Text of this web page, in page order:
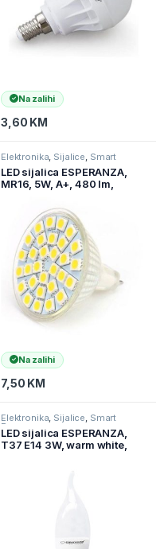
Na zalihi
3,60 KM
Elektronika, Sijalice, Smart
LED sijalica ESPERANZA,
MR16, 5W, A+, 480 lm,
Na zalihi
7,50 KM
Elektronika, Sijalice, Smart
Program
LED sijalica ESPERANZA,
T37 E14 3W, warm white,